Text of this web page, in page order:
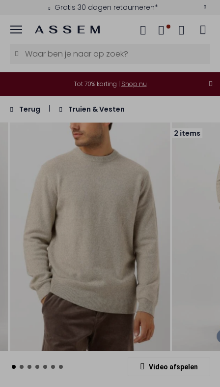
Gratis 30 dagen retourneren*
Menu
Tot 70% korting | Shop nu
Terug Truien & Vesten
2 items
Video afspelen